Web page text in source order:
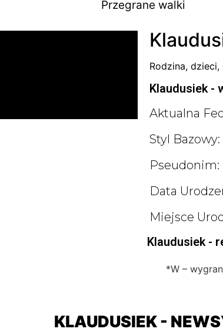
Przegrane walki
Rodzina,
Klaudusiek -
Aktualna
Styl
Pseudonim:
Data
Miejsce
Klaudusiek -
*W –
KLAUDUSIEK -